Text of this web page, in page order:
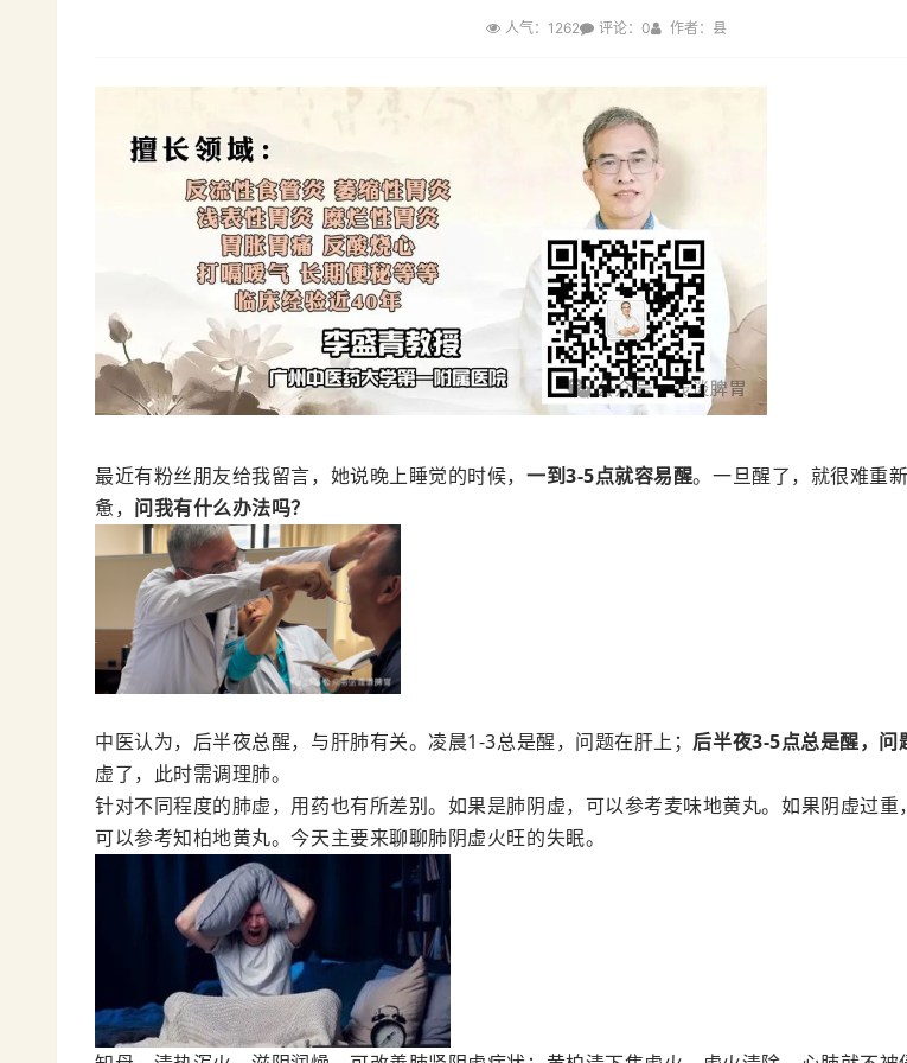
人气：1262 评论：0 作者：县
最近有粉丝朋友给我留言，她说晚上睡觉的时候， 一到3-5点就容易醒。一旦醒了，就很难重
惫， 问我有什么办法吗？
中医认为，后半夜总醒，与肝肺有关。凌晨1-3总是醒，问题在肝上； 后半夜3-5点总是醒，问
虚了，此时需调理肺。
针对不同程度的肺虚，用药也有所差别。如果是肺阴虚，可以参考麦味地黄丸。如果阴虚过重
可以参考知柏地黄丸。今天主要来聊聊肺阴虚火旺的失眠。